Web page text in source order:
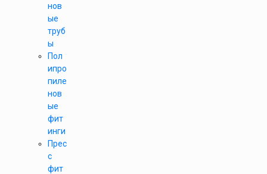
нов
ые
труб
ы
Пол
ипро
пиле
нов
ые
фит
инги
Прес
с
фит